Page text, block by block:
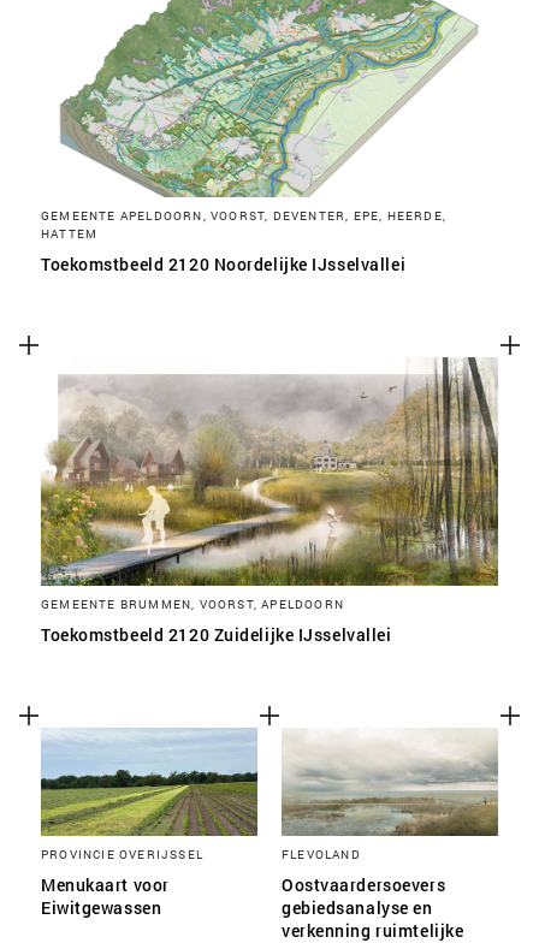
GEMEENTE APELDOORN, VOORST, DEVENTER, EPE, HEERDE,
HATTEM
Toekomstbeeld 2120 Noordelijke IJsselvallei
GEMEENTE BRUMMEN, VOORST, APELDOORN
Toekomstbeeld 2120 Zuidelijke IJsselvallei
PROVINCIE OVERIJSSEL
Menukaart voor
Eiwitgewassen
FLEVOLAND
Oostvaardersoevers
gebiedsanalyse en
verkenning ruimtelijke
SLA VOORKEUREN OP